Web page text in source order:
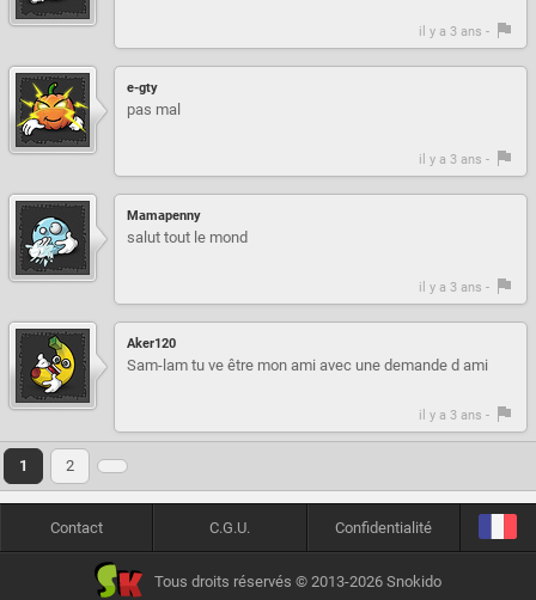
il y a 3 ans -
e-gty
pas mal
il y a 3 ans -
Mamapenny
salut tout le mond
il y a 3 ans -
Aker120
Sam-lam tu ve être mon ami avec une demande d ami
il y a 3 ans -
1 2
Contact C.G.U. Confidentialité
Tous droits réservés © 2013-2026 Snokido